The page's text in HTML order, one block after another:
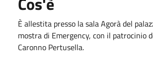
È allestita presso la sala Agorà del
mostra di Emergency, con il patrocinio
Caronno Pertusella.